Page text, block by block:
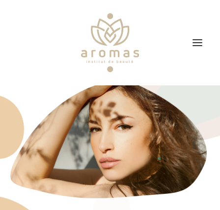
Soins
Je veux faire un bon cadeau
Plan d’accès
Prendre RDV